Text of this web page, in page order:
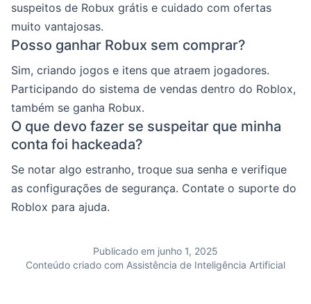
suspeitos de Robux grátis e cuidado com ofertas
muito vantajosas.
Posso ganhar Robux sem comprar?
Sim, criando jogos e itens que atraem jogadores.
Participando do sistema de vendas dentro do Roblox,
também se ganha Robux.
O que devo fazer se suspeitar que minha
conta foi hackeada?
Se notar algo estranho, troque sua senha e verifique
as configurações de segurança. Contate o suporte do
Roblox para ajuda.
Publicado em junho 1, 2025
Conteúdo criado com Assistência de Inteligência Artificial